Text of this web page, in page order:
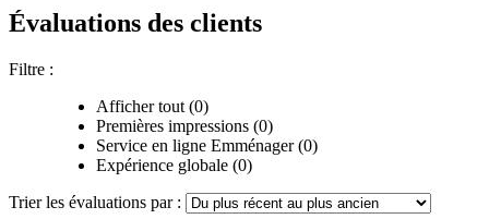
Évaluations des clients
Filtre :
Afficher tout (0)
Premières impressions (0)
Service en ligne Emménager (0)
Expérience globale (0)
Trier les évaluations par :